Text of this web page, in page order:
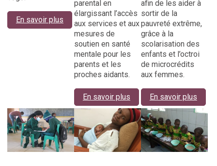
En savoir plus
parental en
élargissant l’accès
aux services et aux
mesures de
soutien en santé
mentale pour les
parents et les
proches aidants.
En savoir plus
afin de les aider à
sortir de la
pauvreté extrême,
grâce à la
scolarisation des
enfants et l’octroi
de microcrédits
aux femmes.
En savoir plus